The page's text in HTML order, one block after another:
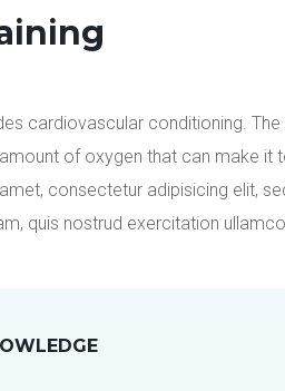
cardiovascular conditioning.
of oxygen that can make it
consectetur adipisicing elit,
quis nostrud exercitation